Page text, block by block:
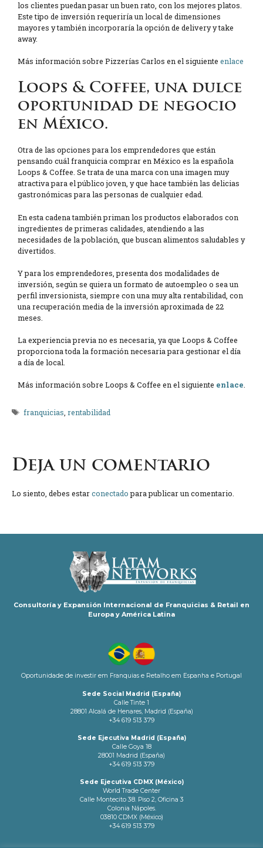
los clientes puedan pasar un buen rato, con los mejores platos.
Este tipo de inversión requeriría un local de dimensiones
mayores y también incorporaría la opción de delivery y take
away.
Más información sobre Pizzerías Carlos en el siguiente enlace
Loops & Coffee, una dulce
oportunidad de negocio
en México.
Otra de las opciones para los emprendedores que están
pensando cuál franquicia comprar en México es la española
Loops & Coffee. Se trata de una marca con una imagen muy
atractiva para el público joven, y que hace también las delicias
gastronómicas para las personas de cualquier edad.
En esta cadena también priman los productos elaborados con
ingredientes de primeras calidades, atendiendo a las
necesidades de la población, que buscan alimentos saludables y
divertidos.
Y para los emprendedores, presenta dos modalidades de
inversión, según se quiera un formato de autoempleo o sea un
perfil inversionista, siempre con una muy alta rentabilidad, con
una recuperación media de la inversión aproximada de 22
meses.
La experiencia previa no es necesaria, ya que Loops & Coffee
proporciona toda la formación necesaria para gestionar el día
a día de local.
Más información sobre Loops & Coffee en el siguiente enlace.
Etiquetas
franquicias ,rentabilidad
Deja un comentario
Lo siento, debes estarconectadopara publicar un comentario.
Consultoría y Expansión Internacional de Franquicias & Retail en
Europa y América Latina
Oportunidade de investir em Franquias e Retalho em Espanha e Portugal
Sede Social Madrid (España)
Calle Tinte 1
28801 Alcalá de Henares, Madrid (España)
+34 619 513 379
Sede Ejecutiva Madrid (España)
Calle Goya 18
28001 Madrid (España)
+34 619 513 379
Sede Ejecutiva CDMX (México)
World Trade Center
Calle Montecito 38. Piso 2, Oficina 3
Colonia Nápoles.
03810 CDMX (México)
+34 619 513 379